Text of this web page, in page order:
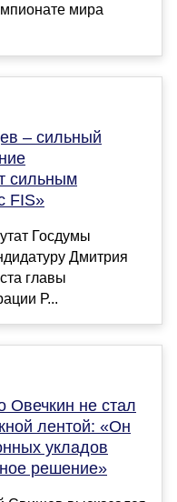
мира
– сильный
сильным
FIS»
Госдумы
Дмитрия
главы
Р...
Овечкин не стал
лентой: «Он
укладов
решение»